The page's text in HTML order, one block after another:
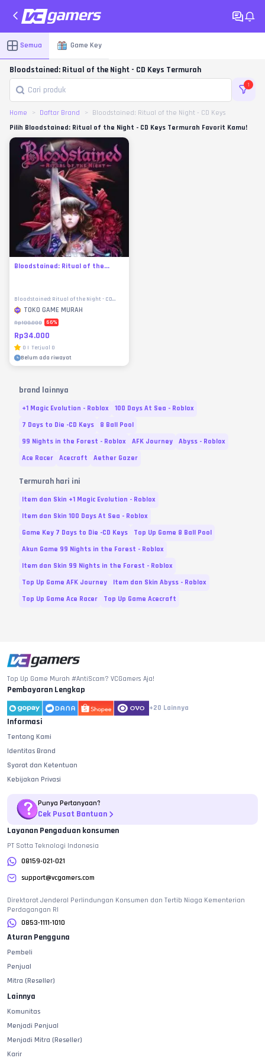
Semua Game Key
Bloodstained: Ritual of the Night - CD Keys Termurah
1
Home Daftar Brand
Bloodstained: Ritual of the Night - CD Keys
Pilih Bloodstained: Ritual of the Night - CD Keys Termurah Favorit Kamu!
Bloodstained: Ritual of the...
Bloodstained: Ritual of the Night - CD
KeysTOKO GAME MURAH
Rp100.000 66%
Rp34.000
0 | Terjual 0
Belum ada riwayat
brand lainnya
+1 Magic Evolution - Roblox
100 Days At Sea - Roblox
7 Days to Die -CD Keys
8 Ball Pool
99 Nights in the Forest - Roblox
AFK Journey
Abyss - Roblox
Ace Racer
Acecraft Aether Gazer
Termurah hari ini
Item dan Skin +1 Magic Evolution - Roblox
Item dan Skin 100 Days At Sea - Roblox
Game Key 7 Days to Die -CD Keys
Top Up Game 8 Ball Pool
Akun Game 99 Nights in the Forest - Roblox
Item dan Skin 99 Nights in the Forest - Roblox
Top Up Game AFK Journey
Item dan Skin Abyss - Roblox
Top Up Game Ace Racer
Top Up Game Acecraft
Top Up Game Murah #AntiScam? VCGamers Aja!
Pembayaran Lengkap
+20 Lainnya
Informasi
Tentang Kami
Identitas Brand
Syarat dan Ketentuan
Kebijakan Privasi
Punya Pertanyaan?
Cek Pusat Bantuan
Layanan Pengaduan konsumen
PT Sotta Teknologi Indonesia
08159-021-021
support@vcgamers.com
Direktorat Jenderal Perlindungan Konsumen dan Tertib Niaga Kementerian
Perdagangan RI
0853-1111-1010
Aturan Pengguna
Pembeli
Penjual
Mitra (Reseller)
Lainnya
Komunitas
Menjadi Penjual
Menjadi Mitra (Reseller)
Karir